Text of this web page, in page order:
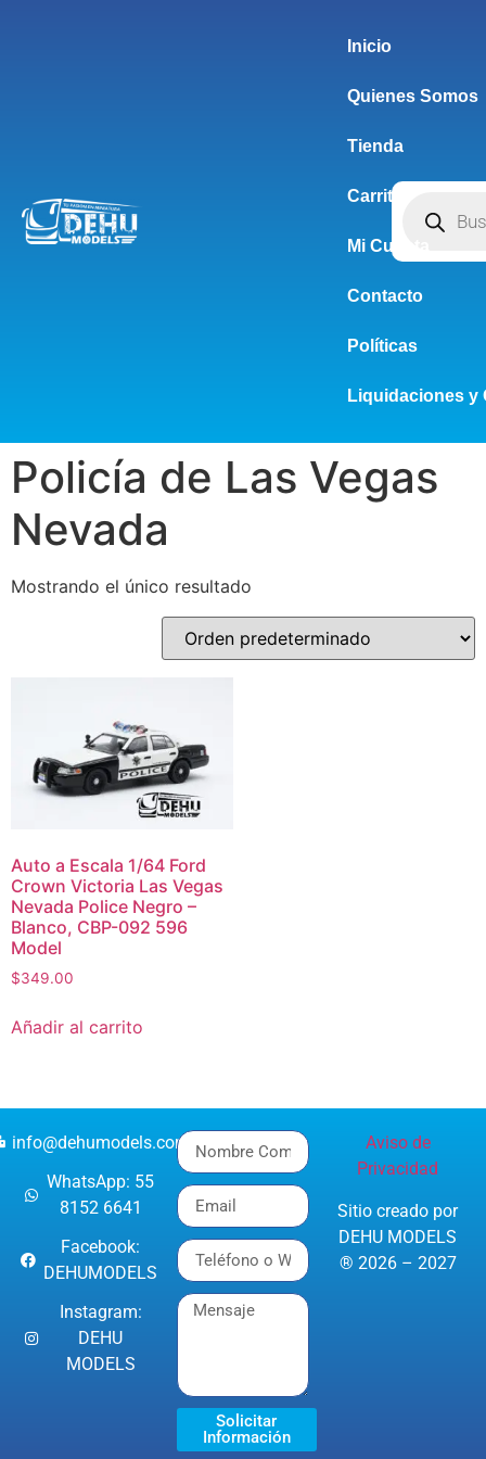
Inicio
Quienes Somos
Tienda
Carrito
Mi Cuenta
Contacto
Políticas
Liquidaciones y
Policía de Las Vegas
Nevada
Mostrando el único resultado
Auto a Escala 1/64 Ford
Crown Victoria Las Vegas
Nevada Police Negro –
Blanco, CBP-092 596
Model
$349.00
Añadir al carrito
info@dehumodels.com
WhatsApp: 55
8152 6641
Facebook:
DEHUMODELS
Instagram:
DEHU
MODELS
Solicitar
Información
Aviso de
Privacidad
Sitio creado por
DEHU MODELS
® 2026 – 2027